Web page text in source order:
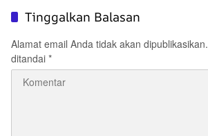
Tinggalkan Balasan
Alamat email Anda tidak akan dipublikasikan.
ditandai *